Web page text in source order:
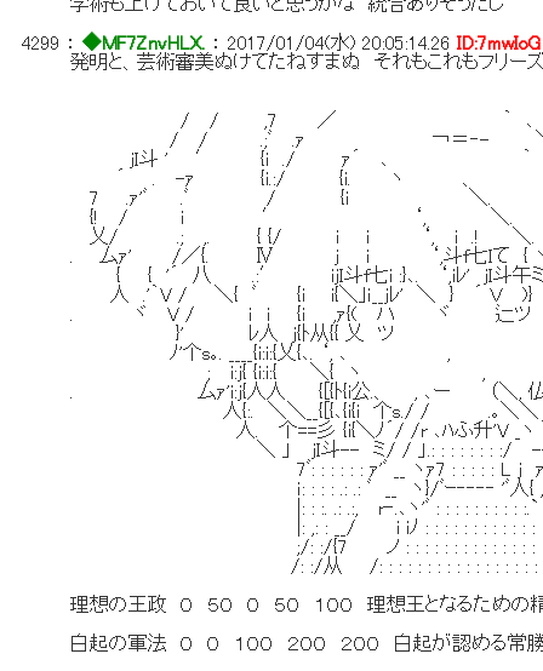
学術も上げておいて良いと思うかな 統合ありそうだし
4299 ：◆MF7ZnvHLX. ：2017/01/04(水) 20:05:14.26
発明と、芸術審美ぬけてたねすまぬ それもこれもフリーズ
/ / ,7 ／ ｀
/ / .;ﾞ .ｧ ￢＝‐- ＼ ￢
jI斗 ' ′ {i ./ ｧ´ ､ ｀ ､.
´ . -ｧ {i.:/ {i. ヽ 、 ＼
7 .ｧ'ﾞ .ﾞ / {i ＼.
{! / i ′ ‘, ＼.
乂/ .; ,. { {/ i i ‘, i .!
. 厶ｧ' /／{. Ⅳ j ｉ ‘,斗f七Iて
{ { '´ 八 .:′ ijI斗f七i :}､. ‘,iﾚ' jI斗午ミ
人 .'｀V / ＼{ ﾞ {i i{＼｣ｉ__jﾚ' ＼ } ´ Ｖ
. ヾ V / ｉ i {ｉ ,ｧ{( ハ ヾ 辷ツ 厶
}' ﾚ人 j{ﾄ从{{ 乂 ツ ;
ﾉ'个s｡. ____{i:i:{乂{､. ‘, ､ , /
; i:j{ {i:i:{ ＼{ ヽ , {i:i:{:}} .′ 技
. 厶ｧ'i:j{人人 {[{ﾄ{i公.、 , ､ー （＼, 仏ｉ:ｉ
人{:. ＼＼__{[{､{i{i 个s./ / .｡＼＼
人. 个==彡 {i{＼ﾉ´/ /r ､ﾊふ升'V _ヽ
＼ 」 jI斗-- ミ/ / 」.: : : : : : : :/ -- ヾ: : :
7ﾞ: : : : : : ｧ'ﾞ __ ヽｧ7 : : : : : L j
ｉ: : : : .: .: ﾞ __ ヽ}/ﾞｰ‐‐‐‐ 'ﾞ人{ , ⌒
|: : :. .: .:, r‐.､ヽ'ﾞ : : : : : : : : : :.`
|: ,: : __/ i iﾉ : : : : : : : : : : : : :人
;/: :/{7 ノ : : : : : : : : : : : : : : : :
/: :/从 /: : : : : : : : : : : : : : : : : : :
理想の王政 ０ ５０ ０ ５０ １００ 理想王となるための
白起の軍法 ０ ０ １００ ２００ ２００ 白起が認める常